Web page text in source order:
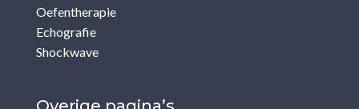
Oefentherapie
Echografie
Shockwave